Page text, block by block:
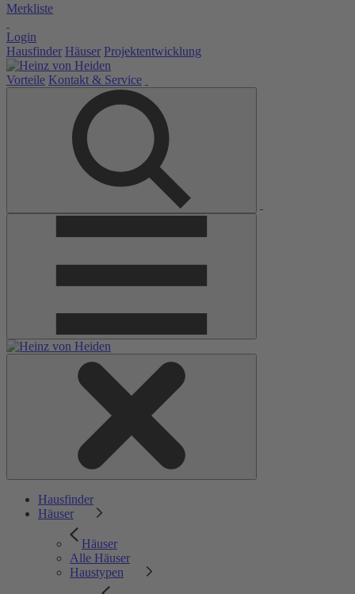
Merkliste
Login
Hausfinder Häuser Projektentwicklung
Vorteile Kontakt & Service
Hausfinder
Häuser
Häuser
Alle Häuser
Haustypen